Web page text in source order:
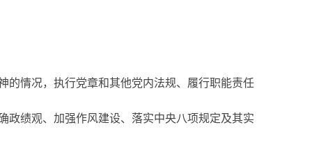
情况，执行党章和其他党内法规、履行职能责任
绩观、加强作风建设、落实中央八项规定及其实